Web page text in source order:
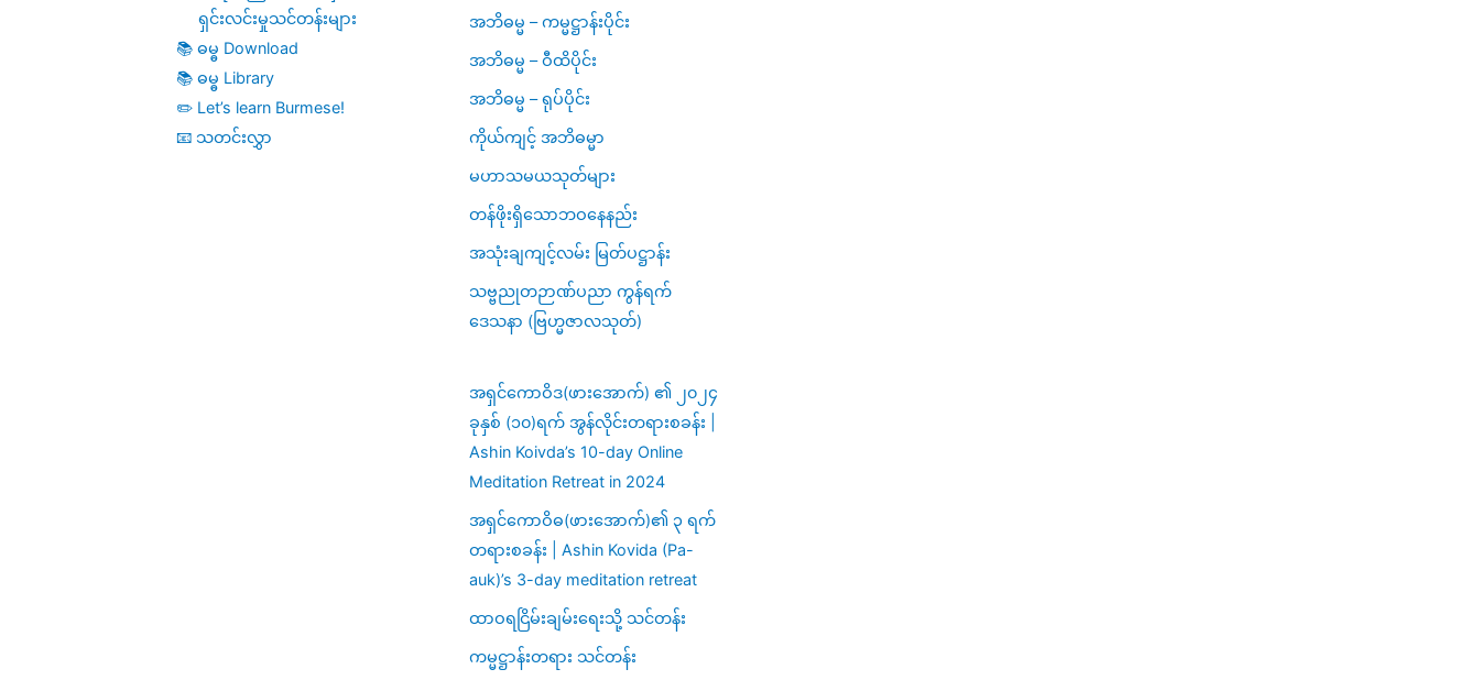
ရှင်းလင်းမှုသင်တန်းများ
📚 ဓမ္ဓ Download
📚 ဓမ္ဓ Library
✏️ Let’s learn Burmese!
📧 သတင်းလွှာ
အဘိဓမ္မ – ကမ္မဋ္ဌာန်းပိုင်း
အဘိဓမ္မ – ဝီထိပိုင်း
အဘိဓမ္မ – ရုပ်ပိုင်း
ကိုယ်ကျင့် အဘိဓမ္မာ
မဟာသမယသုတ်များ
တန်ဖိုးရှိသောဘဝနေနည်း
အသုံးချကျင့်လမ်း မြတ်ပဋ္ဌာန်း
သဗ္ဗညုတဉာဏ်ပညာ ကွန်ရက်
ဒေသနာ (ဗြဟ္မဇာလသုတ်)
အရှင်ကောဝိဒ(ဖားအောက်) ၏ ၂၀၂၄
ခုနှစ် (၁၀)ရက် အွန်လိုင်းတရားစခန်း |
Ashin Koivda’s 10-day Online
Meditation Retreat in 2024
အရှင်ကောဝိဓ(ဖားအောက်)၏ ၃ ရက်
တရားစခန်း | Ashin Kovida (Pa-
auk)’s 3-day meditation retreat
ထာဝရငြိမ်းချမ်းရေးသို့ သင်တန်း
ကမ္မဋ္ဌာန်းတရား သင်တန်း